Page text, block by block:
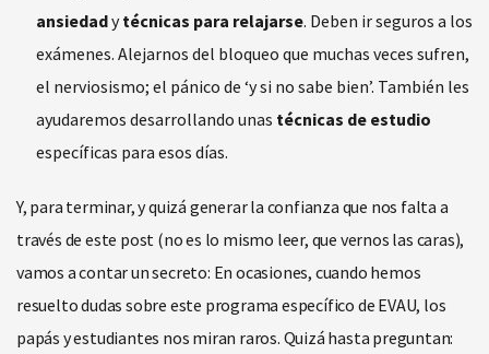
ansiedadytécnicas para relajarse. Deben ir seguros a los
exámenes. Alejarnos del bloqueo que muchas veces sufren,
el nerviosismo; el pánico de ‘y si no sabe bien’. También les
ayudaremos desarrollando unas técnicas de estudio
específicas para esos días.
Y, para terminar, y quizá generar la confianza que nos falta a
través de este post (no es lo mismo leer, que vernos las caras),
vamos a contar un secreto: En ocasiones, cuando hemos
resuelto dudas sobre este programa específico de EVAU, los
papás y estudiantes nos miran raros. Quizá hasta preguntan: